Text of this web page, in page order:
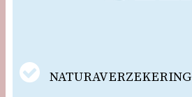
NATURAVERZEKERING